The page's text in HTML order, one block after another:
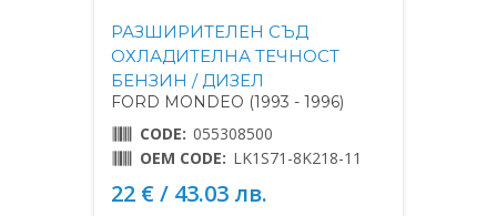
РАЗШИРИТЕЛЕН СЪД
ОХЛАДИТЕЛНА ТЕЧНОСТ
БЕНЗИН / ДИЗЕЛ
FORD MONDEO (1993 - 1996)
CODE: 055308500
OEM CODE: LK1S71-8K218-11
22 € / 43.03 лв.